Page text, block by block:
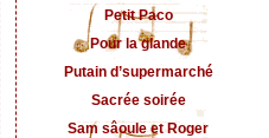
Petit Paco
Pour la glande
Putain d’supermarché
Sacrée soirée
Sam sâoule et Roger